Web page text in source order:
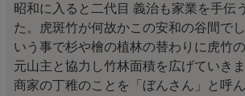
昭和に入ると二代目 義治も家業を手伝
た。虎斑竹が何故かこの安和の谷間で
いう事で杉や檜の植林の替わりに虎竹
元山主と協力し竹林面積を広げていき
商家の丁稚のことを「ぼんさん」と呼